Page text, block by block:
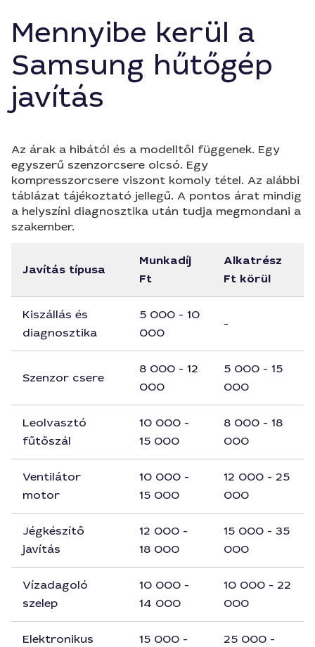
Mennyibe kerül a
Samsung hűtőgép
javítás
Az árak a hibától és a modelltől függenek. Egy
egyszerű szenzorcsere olcsó. Egy
kompresszorcsere viszont komoly tétel. Az alábbi
táblázat tájékoztató jellegű. A pontos árat mindig
a helyszíni diagnosztika után tudja megmondani a
szakember.
Javítás típusa
Munkadíj
Ft
Alkatrész
Ft körül
Kiszállás és
diagnosztika
5 000 - 10
000
-
Szenzor csere
8 000 - 12
000
5 000 - 15
000
Leolvasztó
fűtőszál
10 000 -
15 000
8 000 - 18
000
Ventilátor
motor
10 000 -
15 000
12 000 - 25
000
Jégkészítő
javítás
12 000 -
18 000
15 000 - 35
000
Vízadagoló
szelep
10 000 -
14 000
10 000 - 22
000
Elektronikus
15 000 -
25 000 -